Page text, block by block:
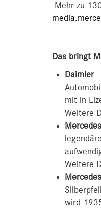
Mehr zu
Das bringt
Daimler
mit in
Weitere
Weitere
wird